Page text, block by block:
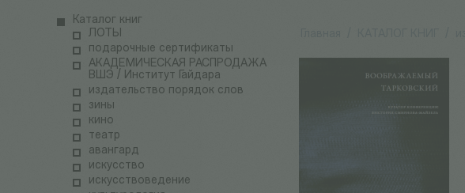
Каталог книг
ЛОТЫ
подарочные сертификаты
АКАДЕМИЧЕСКАЯ РАСПРОДАЖА
ВШЭ / Институт Гайдара
издательство порядок слов
зины
кино
театр
авангард
искусство
искусствоведение